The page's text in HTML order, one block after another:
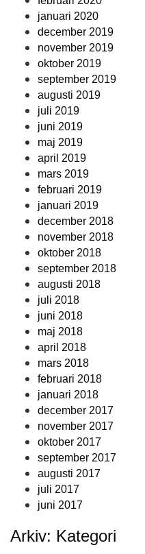
januari 2020
december 2019
november 2019
oktober 2019
september 2019
augusti 2019
juli 2019
juni 2019
maj 2019
april 2019
mars 2019
februari 2019
januari 2019
december 2018
november 2018
oktober 2018
september 2018
augusti 2018
juli 2018
juni 2018
maj 2018
april 2018
mars 2018
februari 2018
januari 2018
december 2017
november 2017
oktober 2017
september 2017
augusti 2017
juli 2017
juni 2017
Arkiv: Kategori